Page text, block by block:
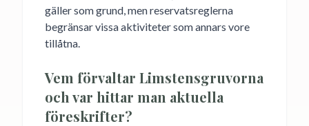
gäller som grund, men reservatsreglerna
begränsar vissa aktiviteter som annars vore
tillåtna.
Vem förvaltar Limstensgruvorna
och var hittar man aktuella
föreskrifter?